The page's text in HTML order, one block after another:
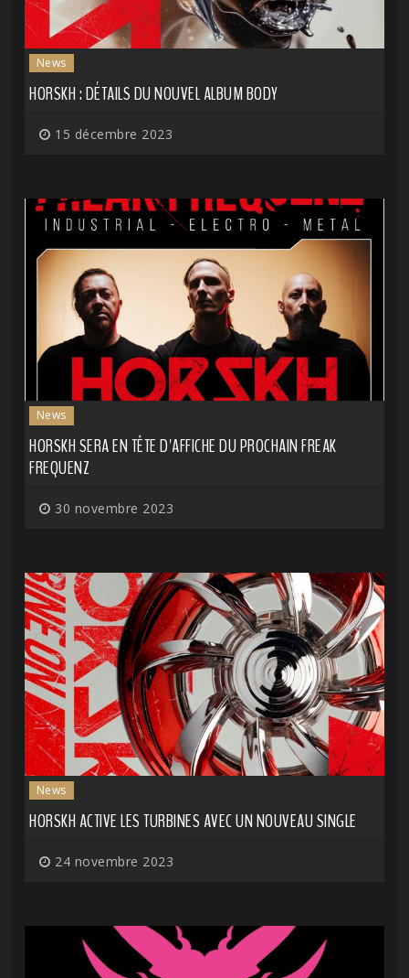
News
HORSKH : DÉTAILS DU NOUVEL ALBUM BODY
15 décembre 2023
News
HORSKH SERA EN TÊTE D'AFFICHE DU PROCHAIN FREAK
FREQUENZ
30 novembre 2023
News
HORSKH ACTIVE LES TURBINES AVEC UN NOUVEAU SINGLE
24 novembre 2023